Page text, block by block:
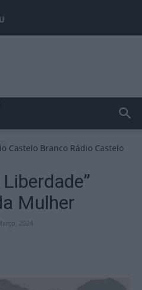
Rádio Castelo
Mulher
2024